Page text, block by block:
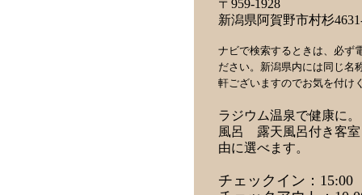
〒959-1928
新潟県阿賀野市村杉
ナビで検索するときは、必ず
ださい。新潟県内には同じ名
軒ございますのでお気を付け
ラジウム温泉で健康に
風呂 露天風呂付き客
由に選べます。
チェックイン：15:00